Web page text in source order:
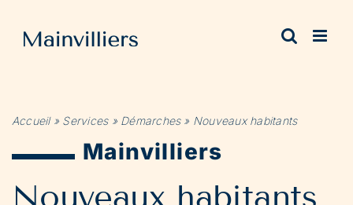
contenu
Accueil» Services» Démarches» Nouveaux habitants
Mainvilliers
Nouveaux habitants